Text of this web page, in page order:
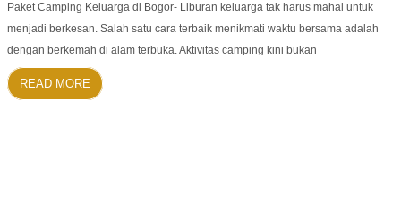
Paket Camping Keluarga di Bogor- Liburan keluarga tak harus mahal untuk
menjadi berkesan. Salah satu cara terbaik menikmati waktu bersama adalah
dengan berkemah di alam terbuka. Aktivitas camping kini bukan
READ MORE